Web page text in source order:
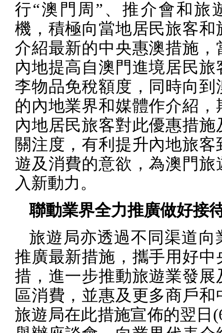
行“澳門周”、推介會和旅
機，積極向當地居民旅客和
介紹最新的中央惠澳措施，
內地提高自澳門進境居民旅
李物品免稅額度，同時向到
的內地業界和媒體作介紹，
內地居民旅客對此優惠措施
關注度，有利提升內地旅客
遊及消費的意欲，為澳門旅
入新動力。
聯動業界全力推廣做好接
旅遊局亦透過不同渠道向
推廣最新措施，攜手用好中
措，進一步推動旅遊業發展
區消費，並惠及更多商戶和
旅遊局在此措施宣佈的翌日